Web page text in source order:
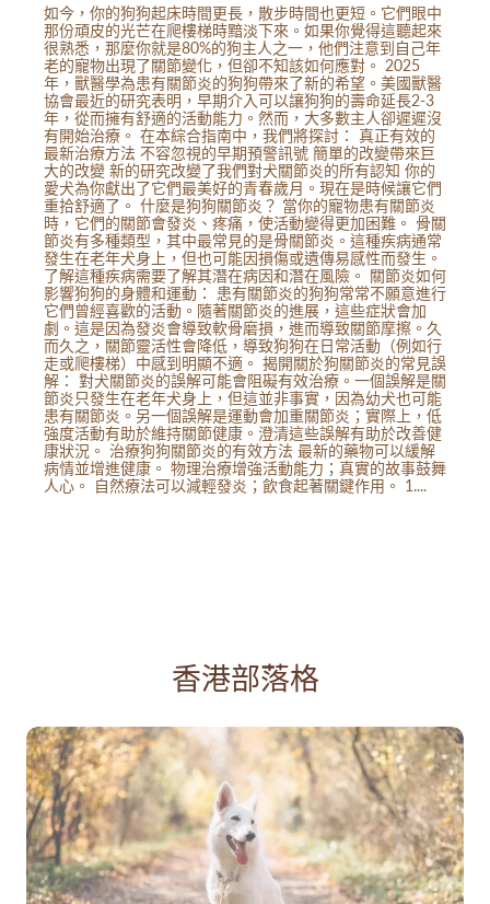
如今，你的狗狗起床時間更長，散步時間也更短。它們眼中
那份頑皮的光芒在爬樓梯時黯淡下來。如果你覺得這聽起來
很熟悉，那麼你就是80%的狗主人之一，他們注意到自己年
老的寵物出現了關節變化，但卻不知該如何應對。 2025
年，獸醫學為患有關節炎的狗狗帶來了新的希望。美國獸醫
協會最近的研究表明，早期介入可以讓狗狗的壽命延長2-3
年，從而擁有舒適的活動能力。然而，大多數主人卻遲遲沒
有開始治療。 在本綜合指南中，我們將探討： 真正有效的
最新治療方法 不容忽視的早期預警訊號 簡單的改變帶來巨
大的改變 新的研究改變了我們對犬關節炎的所有認知 你的
愛犬為你獻出了它們最美好的青春歲月。現在是時候讓它們
重拾舒適了。 什麼是狗狗關節炎？ 當你的寵物患有關節炎
時，它們的關節會發炎、疼痛，使活動變得更加困難。 骨關
節炎有多種類型，其中最常見的是骨關節炎。這種疾病通常
發生在老年犬身上，但也可能因損傷或遺傳易感性而發生。
了解這種疾病需要了解其潛在病因和潛在風險。 關節炎如何
影響狗狗的身體和運動： 患有關節炎的狗狗常常不願意進行
它們曾經喜歡的活動。隨著關節炎的進展，這些症狀會加
劇。這是因為發炎會導致軟骨磨損，進而導致關節摩擦。久
而久之，關節靈活性會降低，導致狗狗在日常活動（例如行
走或爬樓梯）中感到明顯不適。 揭開關於狗關節炎的常見誤
解： 對犬關節炎的誤解可能會阻礙有效治療。一個誤解是關
節炎只發生在老年犬身上，但這並非事實，因為幼犬也可能
患有關節炎。另一個誤解是運動會加重關節炎；實際上，低
強度活動有助於維持關節健康。澄清這些誤解有助於改善健
康狀況。 治療狗狗關節炎的有效方法 最新的藥物可以緩解
病情並增進健康。 物理治療增強活動能力；真實的故事鼓舞
人心。 自然療法可以減輕發炎；飲食起著關鍵作用。 1....
香港部落格